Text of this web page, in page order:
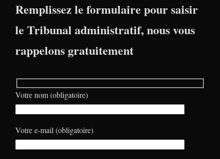
Remplissez le formulaire pour saisir
le Tribunal administratif, nous vous
rappelons gratuitement
Votre nom (obligatoire)
Votre e-mail (obligatoire)